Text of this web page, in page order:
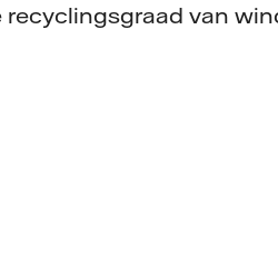
recyclingsgraad van